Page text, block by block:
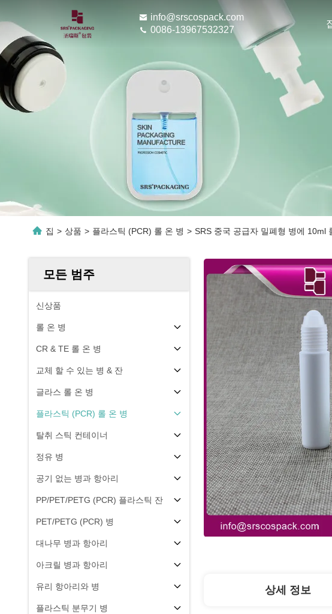
info@srscospack.com
0086-13967532327
집 > 상품 > 플라스틱 (PCR) 롤 온 병 > SRS 중국 공급자 밀폐형 병에 10ml
모든 범주
신상품
롤 온 병
CR & TE 롤 온 병
교체 할 수 있는 병 & 잔
글라스 롤 온 병
플라스틱 (PCR) 롤 온 병
탈취 스틱 컨테이너
정유 병
공기 없는 병과 항아리
PP/PET/PETG (PCR) 플라스틱 잔
PET/PETG (PCR) 병
대나무 병과 항아리
아크릴 병과 항아리
유리 항아리와 병
플라스틱 분무기 병
상세 정보